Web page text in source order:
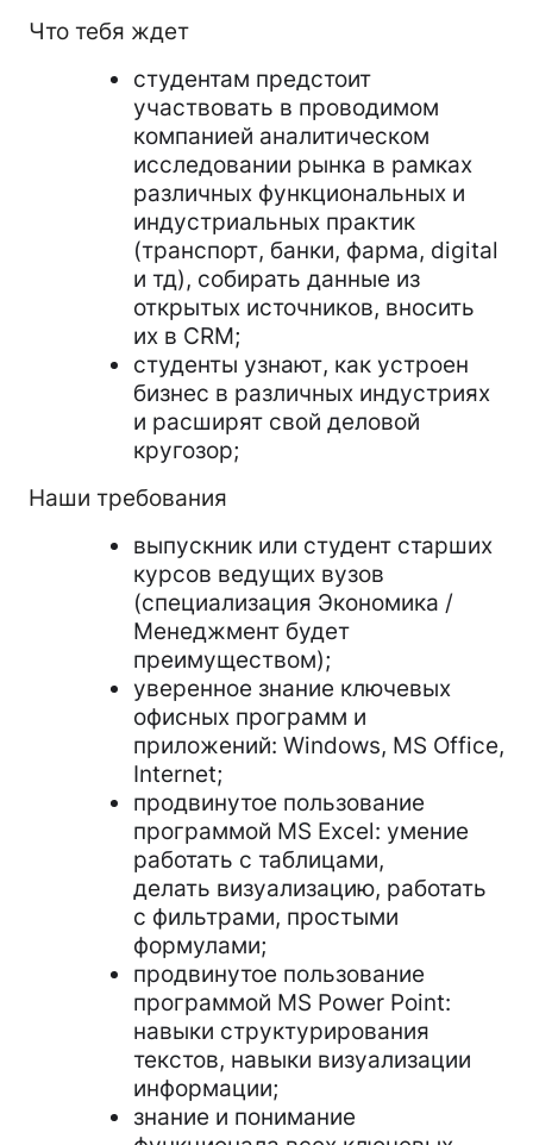
Что тебя ждет
студентам предстоит
участвовать в проводимом
компанией аналитическом
исследовании рынка в рамках
различных функциональных и
индустриальных практик
(транспорт, банки, фарма, digital
и тд), собирать данные из
открытых источников, вносить
их в CRM;
студенты узнают, как устроен
бизнес в различных индустриях
и расширят свой деловой
кругозор;
Наши требования
выпускник или студент старших
курсов ведущих вузов
(специализация Экономика /
Менеджмент будет
преимуществом);
уверенное знание ключевых
офисных программ и
приложений: Windows, MS Office,
Internet;
продвинутое пользование
программой MS Excel: умение
работать с таблицами,
делать визуализацию, работать
с фильтрами, простыми
формулами;
продвинутое пользование
программой MS Power Point:
навыки структурирования
текстов, навыки визуализации
информации;
знание и понимание